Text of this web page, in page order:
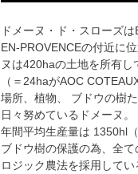
ドメーヌ・ド・スローズ
EN-PROVENCEの付近に
ヌは420haの土地を所有し
（＝24haがAOC
場所、植物、 ブドウの樹
日々努めているドメーヌ。
年間平均生産量は 1350hl
ブドウ樹の保護の為、全
ロジック農法を採用して